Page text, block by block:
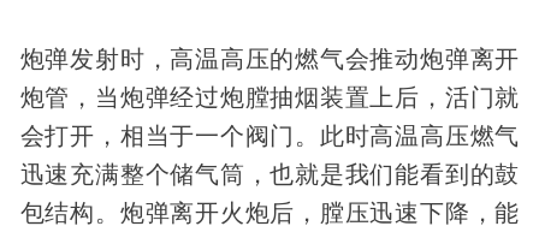
炮弹发射时，高温高压的燃气会推动炮弹离开
炮管，当炮弹经过炮膛抽烟装置上后，活门就
会打开，相当于一个阀门。此时高温高压燃气
迅速充满整个储气筒，也就是我们能看到的鼓
包结构。炮弹离开火炮后，膛压迅速下降，能